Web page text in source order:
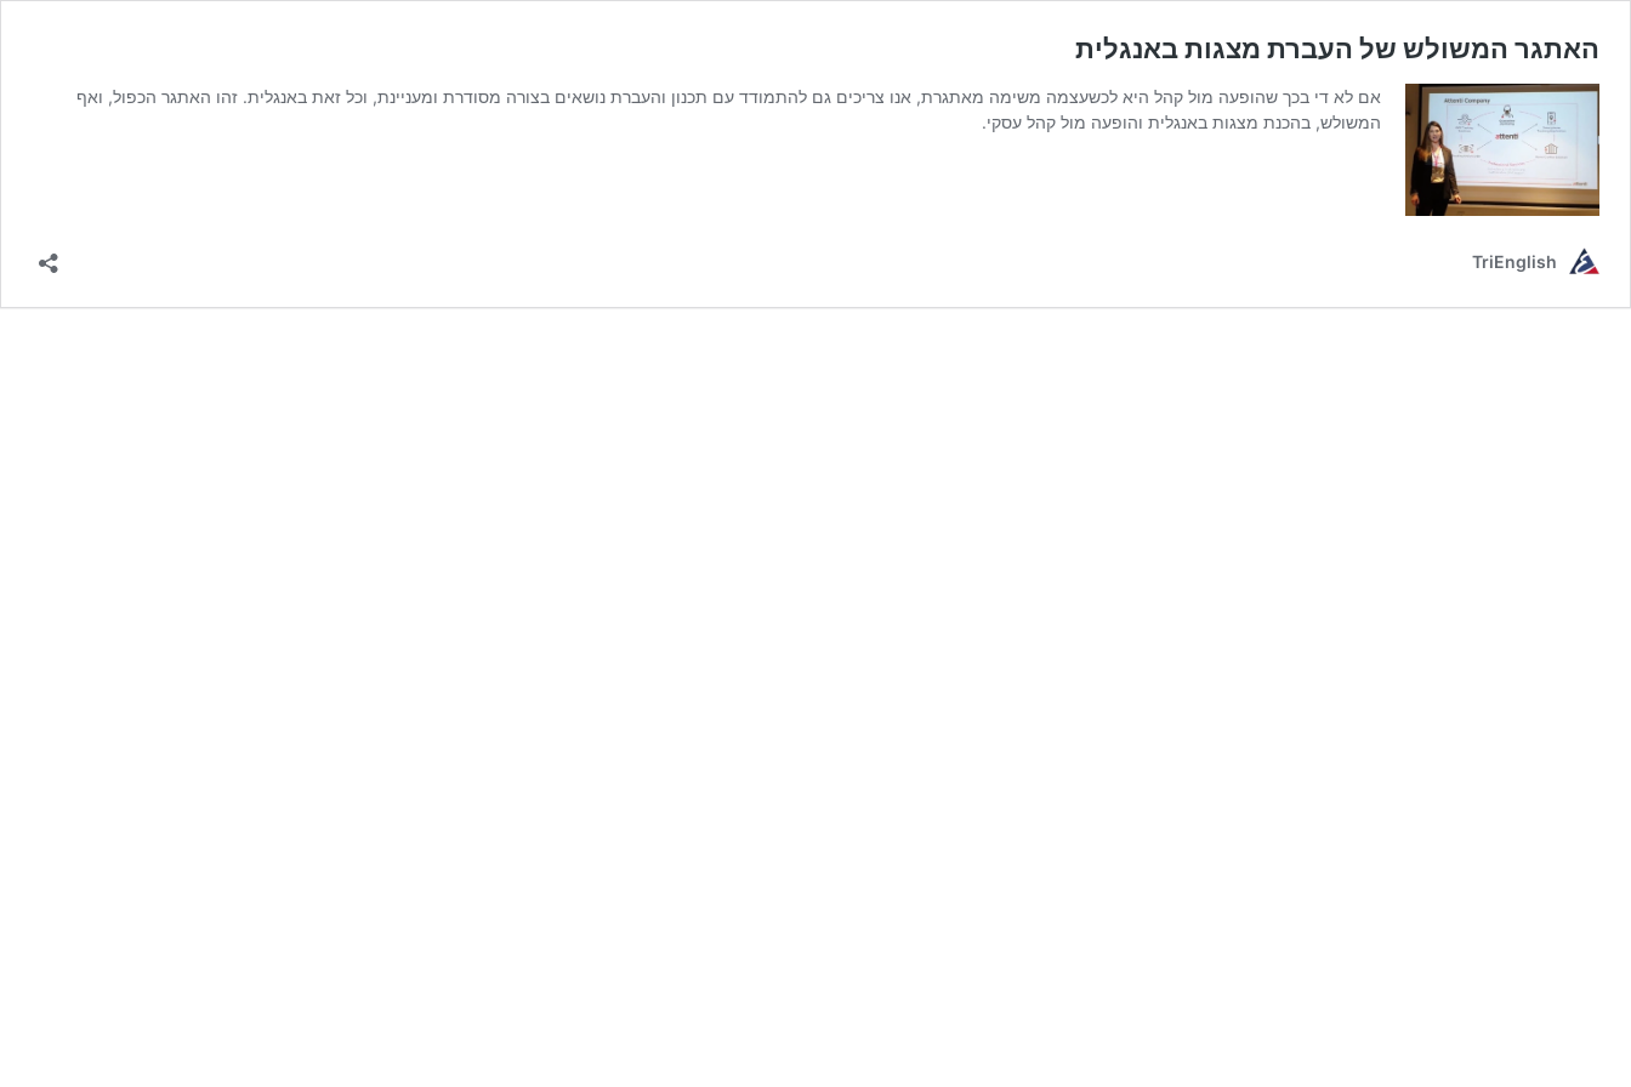
האתגר המשולש של העברת מצגות באנגלית
אם לא די בכך שהופעה מול קהל היא לכשעצמה משימה מאתגרת, אנו צריכים גם להתמודד עם תכנון והעברת נושאים בצורה מסודרת ומעניינת, וכל זאת באנגלית. זהו האתגר הכפול, ואף
המשולש, בהכנת מצגות באנגלית והופעה מול קהל עסקי.
TriEnglish